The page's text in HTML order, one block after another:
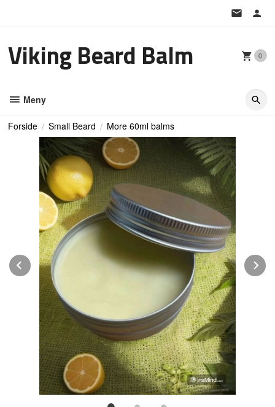
Viking Beard Balm 0
Meny
Forside Small Beard More 60ml balms
Prev